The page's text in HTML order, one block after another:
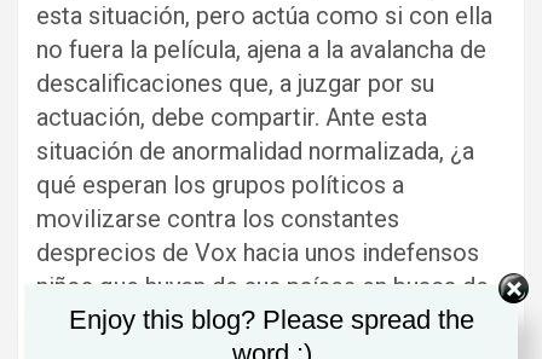
esta situación, pero actúa como si con ella
no fuera la película, ajena a la avalancha de
descalificaciones que, a juzgar por su
actuación, debe compartir. Ante esta
situación de anormalidad normalizada, ¿a
qué esperan los grupos políticos a
movilizarse contra los constantes
desprecios de Vox hacia unos indefensos
niños que huyen de sus países en busca de
una vida mejor? Hace tiempo que se han
Enjoy this blog? Please spread the
word :)